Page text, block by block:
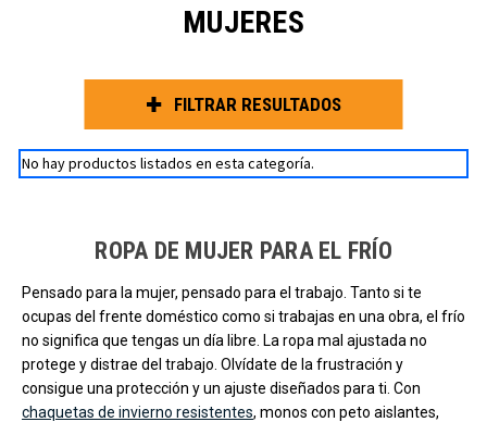
MUJERES
FILTRAR RESULTADOS
No hay productos listados en esta categoría.
ROPA DE MUJER PARA EL FRÍO
Pensado para la mujer, pensado para el trabajo. Tanto si te
ocupas del frente doméstico como si trabajas en una obra, el frío
no significa que tengas un día libre. La ropa mal ajustada no
protege y distrae del trabajo. Olvídate de la frustración y
consigue una protección y un ajuste diseñados para ti. Con
chaquetas de invierno resistentes, monos con peto aislantes,